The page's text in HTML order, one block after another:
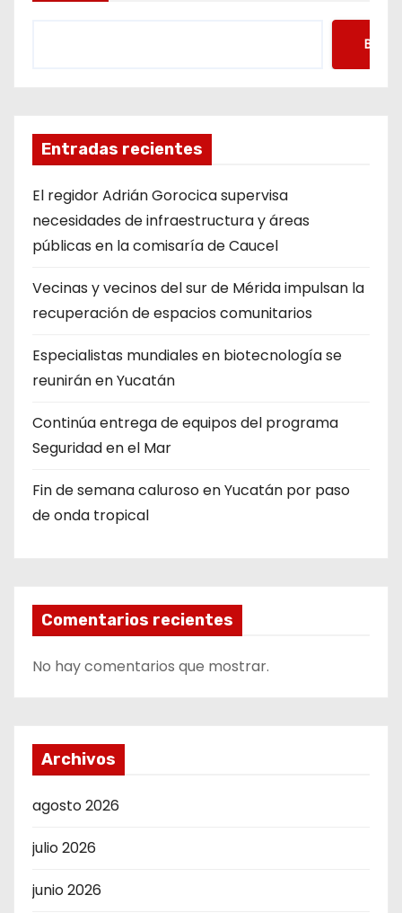
Entradas recientes
El regidor Adrián Gorocica supervisa
necesidades de infraestructura y áreas
públicas en la comisaría de Caucel
Vecinas y vecinos del sur de Mérida impulsan la
recuperación de espacios comunitarios
Especialistas mundiales en biotecnología se
reunirán en Yucatán
Continúa entrega de equipos del programa
Seguridad en el Mar
Fin de semana caluroso en Yucatán por paso
de onda tropical
Comentarios recientes
No hay comentarios que mostrar.
Archivos
agosto 2026
julio 2026
junio 2026